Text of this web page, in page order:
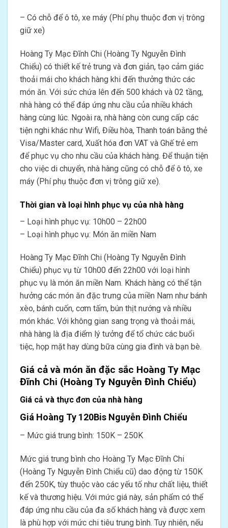
– Có chỗ để ô tô, xe máy (Phí phụ thuộc đơn vị trông
giữ xe)
Hoàng Ty Mạc Đĩnh Chi (Hoàng Ty Nguyễn Đình
Chiểu) có thiết kế trẻ trung và đơn giản, tạo cảm giác
thoải mái cho khách hàng khi đến thưởng thức các
món ăn. Với sức chứa lên đến 500 khách và 02 tầng,
nhà hàng có thể đáp ứng nhu cầu của nhiều khách
hàng cùng lúc. Ngoài ra, nhà hàng còn cung cấp các
tiện nghi khác như Wifi, Điều hòa, Thanh toán bằng thẻ
Visa/Master card, Xuất hóa đơn VAT và Ghế trẻ em
để phục vụ cho nhu cầu của khách hàng. Để thuận tiện
cho việc di chuyển, nhà hàng cũng có chỗ để ô tô, xe
máy (Phí phụ thuộc đơn vị trông giữ xe).
Thời gian và loại hình phục vụ của nhà hàng
– Loại hình phục vụ: 10h00 – 22h00
– Loại hình phục vụ: Món ăn miền Nam
Hoàng Ty Mạc Đĩnh Chi (Hoàng Ty Nguyễn Đình
Chiểu) phục vụ từ 10h00 đến 22h00 với loại hình
phục vụ là món ăn miền Nam. Khách hàng có thể tận
hưởng các món ăn đặc trưng của miền Nam như bánh
xèo, bánh cuốn, cơm tấm, bún thịt nướng và nhiều
món khác. Với không gian sang trọng và thoải mái,
nhà hàng là địa điểm lý tưởng để tổ chức các buổi
tiệc, họp mặt hay dùng bữa cùng gia đình và bạn bè.
Giá cả và món ăn đặc sắc Hoàng Ty Mạc
Đĩnh Chi (Hoàng Ty Nguyễn Đình Chiểu)
Giá cả và thực đơn của nhà hàng
Giá Hoàng Ty 120Bis Nguyễn Đình Chiểu
– Mức giá trung bình: 150K – 250K
Mức giá trung bình cho Hoàng Ty Mạc Đĩnh Chi
(Hoàng Ty Nguyễn Đình Chiểu cũ) dao động từ 150K
đến 250K, tùy thuộc vào các yếu tố như chất liệu, thiết
kế và thương hiệu. Với mức giá này, sản phẩm có thể
đáp ứng nhu cầu của đa số khách hàng và được xem
là phù hợp với mức chi tiêu trung bình. Tuy nhiên, nếu